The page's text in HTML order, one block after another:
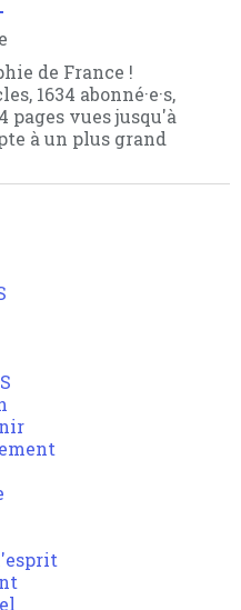
de France !
1634 abonné·e·s,
pages vues jusqu'à
à un plus grand